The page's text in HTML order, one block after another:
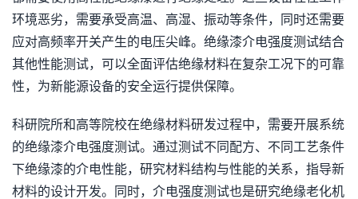
环境恶劣，需要承受高温、高湿、振动等条件，同时还需要
应对高频率开关产生的电压尖峰。绝缘漆介电强度测试结合
其他性能测试，可以全面评估绝缘材料在复杂工况下的可靠
性，为新能源设备的安全运行提供保障。
科研院所和高等院校在绝缘材料研发过程中，需要开展系统
的绝缘漆介电强度测试。通过测试不同配方、不同工艺条件
下绝缘漆的介电性能，研究材料结构与性能的关系，指导新
材料的设计开发。同时，介电强度测试也是研究绝缘老化机